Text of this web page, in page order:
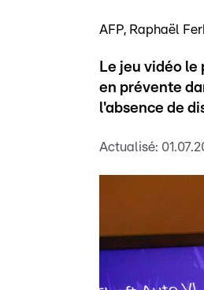
AFP Raphaël
Le jeu vidéo
en prévente
l'absence de
Actualisé: